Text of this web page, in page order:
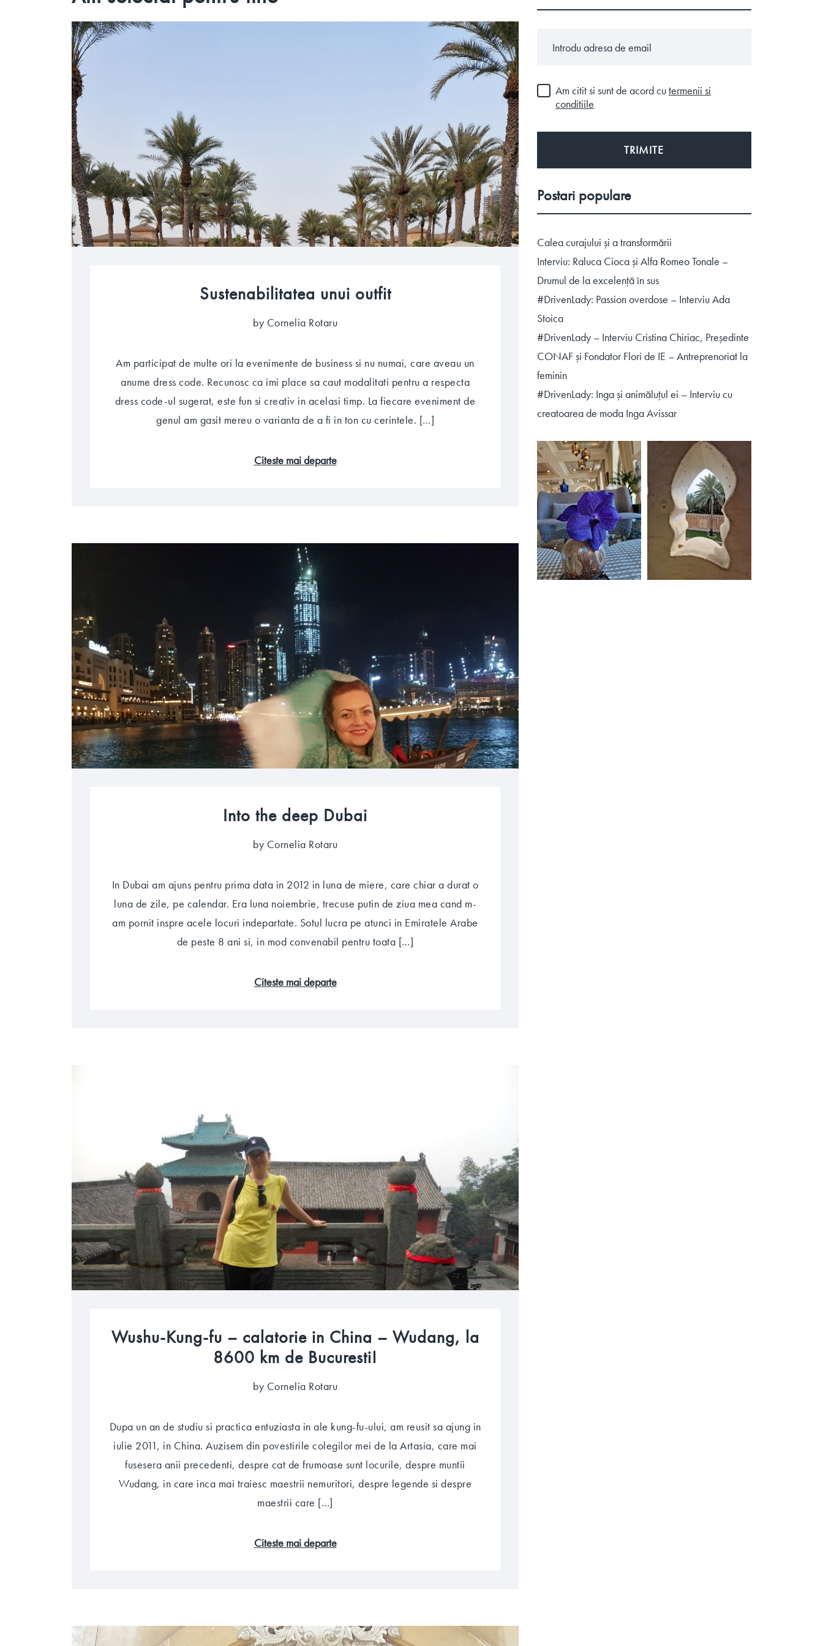
Sustenabilitatea unui outfit
by Cornelia Rotaru
Am participat de multe ori la evenimente de business si nu numai, care aveau un
anume dress code. Recunosc ca imi place sa caut modalitati pentru a respecta
dress code-ul sugerat, este fun si creativ in acelasi timp. La fiecare eveniment de
genul am gasit mereu o varianta de a fi in ton cu cerintele. […]
citeste mai departe
Into the deep Dubai
by Cornelia Rotaru
In Dubai am ajuns pentru prima data in 2012 in luna de miere, care chiar a durat o
luna de zile, pe calendar. Era luna noiembrie, trecuse putin de ziua mea cand m-
am pornit inspre acele locuri indepartate. Sotul lucra pe atunci in Emiratele Arabe
de peste 8 ani si, in mod convenabil pentru toata […]
citeste mai departe
Wushu-Kung-fu – calatorie in China – Wudang, la
8600 km de Bucuresti!
by Cornelia Rotaru
Dupa un an de studiu si practica entuziasta in ale kung-fu-ului, am reusit sa ajung in
iulie 2011, in China. Auzisem din povestirile colegilor mei de la Artasia, care mai
fusesera anii precedenti, despre cat de frumoase sunt locurile, despre muntii
Wudang, in care inca mai traiesc maestrii nemuritori, despre legende si despre
maestrii care […]
citeste mai departe
Am citit si sunt de acord cutermenii si
conditiile
TRIMITE
postari populare
Calea curajului și a transformării
Interviu: Raluca Cioca și Alfa Romeo Tonale –
Drumul de la excelență în sus
#DrivenLady: Passion overdose – Interviu Ada
Stoica
#DrivenLady – Interviu Cristina Chiriac, Președinte
CONAF și Fondator Flori de IE – Antreprenoriat la
feminin
#DrivenLady: Inga și animăluțul ei – Interviu cu
creatoarea de moda Inga Avissar